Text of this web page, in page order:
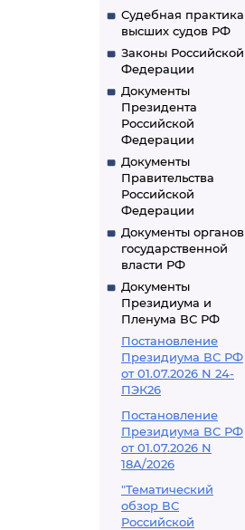
Судебная практика
высших судов РФ
Законы Российской
Федерации
Документы
Президента
Российской
Федерации
Документы
Правительства
Российской
Федерации
Документы органов
государственной
власти РФ
Документы
Президиума и
Пленума ВС РФ
Постановление
Президиума ВС РФ
от 01.07.2026 N 24-
ПЭК26
Постановление
Президиума ВС РФ
от 01.07.2026 N
18А/2026
"Тематический
обзор ВС
Российской